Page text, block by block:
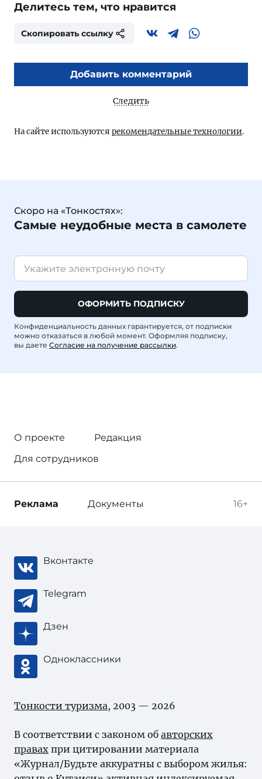
Делитесь тем, что нравится
Скопировать ссылку
Добавить комментарий
Следить
На сайте используются рекомендательные технологии.
Скоро на «Тонкостях»:
Самые неудобные места в самолете
ОФОРМИТЬ ПОДПИСКУ
Конфиденциальность данных гарантируется, от подписки
можно отказаться в любой момент. Оформляя подписку,
вы даете Согласие на получение рассылки.
О проекте
Редакция
Для сотрудников
16+
Реклама Документы
Вконтакте
Telegram
Дзен
Одноклассники
Тонкости туризма, 2003 — 2026
В соответствии с законом об авторских
правах при цитировании материала
«Журнал/Будьте аккуратны с выбором жилья: